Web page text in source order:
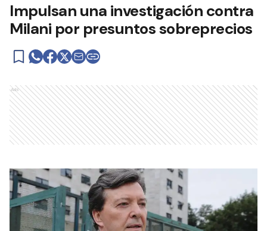
Impulsan una investigación contra
Milani por presuntos sobreprecios
Ads